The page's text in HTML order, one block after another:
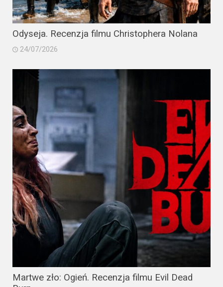
Odyseja. Recenzja filmu Christophera Nolana
24/07/2026
Martwe zło: Ogień. Recenzja filmu Evil Dead